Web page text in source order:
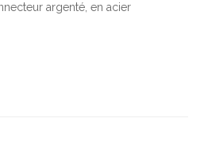
argenté, en acier